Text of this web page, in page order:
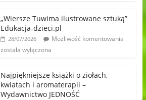
„Wiersze Tuwima ilustrowane sztuką”
Edukacja-dzieci.pl
28/07/2026
Możliwość komentowania
została wyłączona
Najpiękniejsze książki o ziołach,
kwiatach i aromaterapii –
Wydawnictwo JEDNOŚĆ